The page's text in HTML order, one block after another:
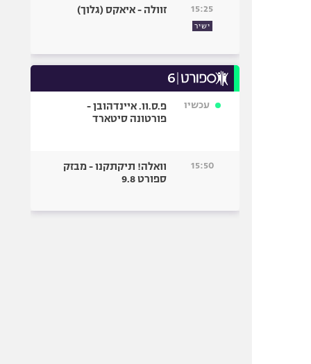
15:25
ישיר
זוולה - איאקס (גלוך)
עכשיו
פ.ס.וו. איינדהובן -
פורטונה סיטארד
15:50
וואלה! תיקתקנו - מבזק
ספורט 9.8